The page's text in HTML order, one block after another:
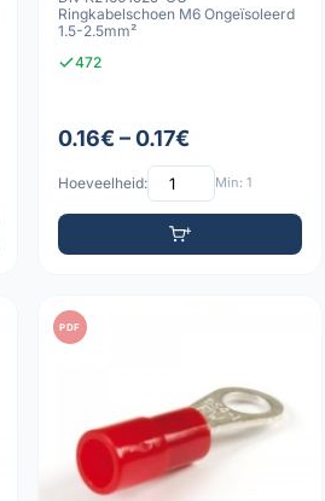
Ringkabelschoen M6 Ongeïsoleerd
1.5-2.5mm²
472
0.16€ – 0.17€
Hoeveelheid: Min: 1
PDF